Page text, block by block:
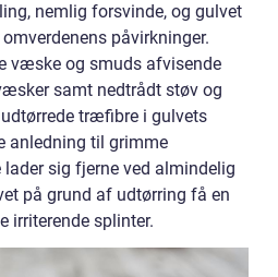
nemlig forsvinde, og gulvet
påvirkninger.
væske og smuds afvisende
samt nedtrådt støv og
træfibre i gulvets
anledning til grimme
sig fjerne ved almindelig
på grund af udtørring få en
irriterende splinter.